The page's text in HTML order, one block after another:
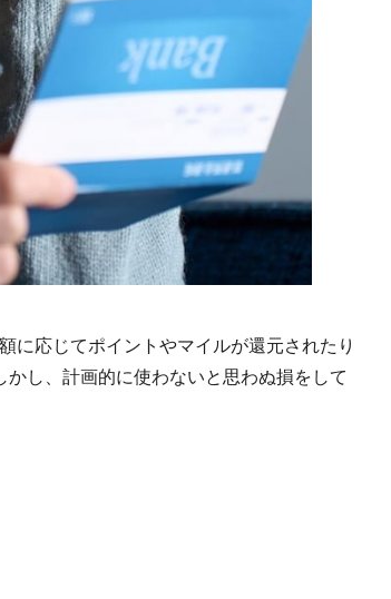
に応じてポイントやマイルが還元されたり
し、計画的に使わないと思わぬ損をして